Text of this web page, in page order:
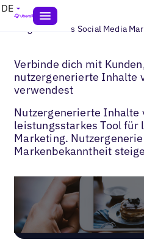
DE
Blogs> Lokales Social Media
Verbinde dich mit
nutzergenerierte Inhalte
verwendest
Nutzergenerierte Inhalte
leistungsstarkes Tool für
Marketing.
Markenbekanntheit